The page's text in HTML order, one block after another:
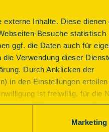
Inhalte. Diese dienen
Besuche statistisch
ggf. die Daten auch für
Verwendung dieser
Durch Anklicken der
in den Einstellungen
ist freiwillig, für die
Wenn Sie das
die technisch notwendig und
Marketing
erhaltenen
gelangt man in
eine hölzerne
Anlage wird im